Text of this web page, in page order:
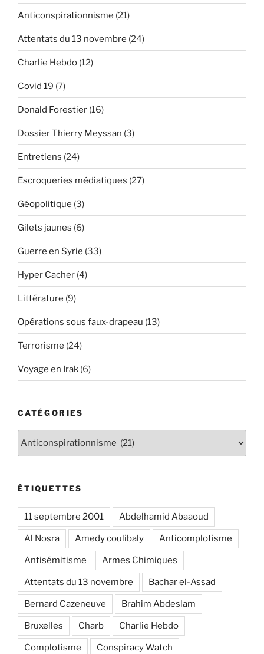
Anticonspirationnisme (21)
Attentats du 13 novembre (24)
Charlie Hebdo (12)
Covid 19 (7)
Donald Forestier (16)
Dossier Thierry Meyssan (3)
Entretiens (24)
Escroqueries médiatiques (27)
Géopolitique (3)
Gilets jaunes (6)
Guerre en Syrie (33)
Hyper Cacher (4)
Littérature (9)
Opérations sous faux-drapeau (13)
Terrorisme (24)
Voyage en Irak (6)
CATÉGORIES
ÉTIQUETTES
11 septembre 2001 Abdelhamid Abaaoud
Al Nosra Amedy coulibaly Anticomplotisme
Antisémitisme Armes Chimiques
Attentats du 13 novembre Bachar el-Assad
Bernard Cazeneuve Brahim Abdeslam
Bruxelles Charb Charlie Hebdo
Complotisme Conspiracy Watch